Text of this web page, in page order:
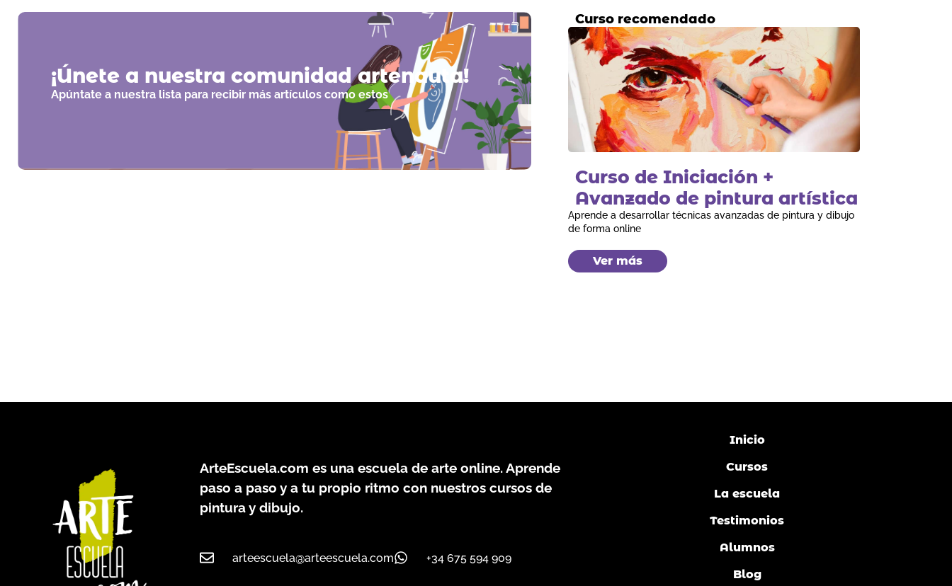
¡Únete a nuestra comunidad artenauta!
Apúntate a nuestra lista para recibir más artículos como estos
Curso recomendado
Curso de Iniciación +
Avanzado de pintura artística
Aprende a desarrollar técnicas avanzadas de pintura y dibujo
de forma online
Ver más
ArteEscuela.com es una escuela de arte online. Aprende
paso a paso y a tu propio ritmo con nuestros cursos de
pintura y dibujo.
arteescuela@arteescuela.com +34 675 594 909
Inicio
Cursos
La escuela
Testimonios
Alumnos
Blog